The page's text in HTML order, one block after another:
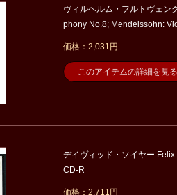
ヴィルヘルム・フルトヴェン
phony No.8; Mendelssohn:
価格：2,031円
このアイテムの詳細を見る
デイヴィッド・ソイヤー
CD-R
価格：2,711円